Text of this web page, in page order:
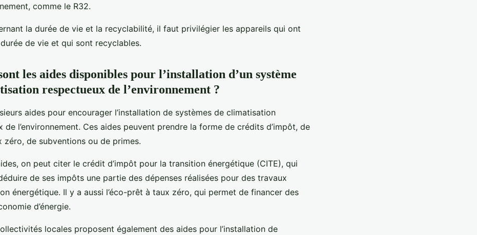
comme le R32.
la durée de vie et la recyclabilité, il faut privilégier les appareils qui ont
de vie et qui sont recyclables.
les aides disponibles pour l’installation d’un système
respectueux de l’environnement ?
aides pour encourager l’installation de systèmes de climatisation
de l’environnement. Ces aides peuvent prendre la forme de crédits d’impôt, de
zéro, de subventions ou de primes.
on peut citer le crédit d’impôt pour la transition énergétique (CITE), qui
de ses impôts une partie des dépenses réalisées pour des travaux
énergétique. Il y a aussi l’éco-prêt à taux zéro, qui permet de financer des
d’énergie.
locales proposent également des aides pour l’installation de